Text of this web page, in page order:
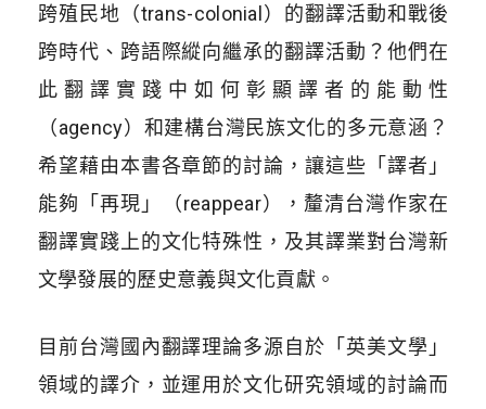
跨殖民地（trans-colonial）的翻譯活動和戰後
跨時代、跨語際縱向繼承的翻譯活動？他們在
此翻譯實踐中如何彰顯譯者的能動性
（agency）和建構台灣民族文化的多元意涵？
希望藉由本書各章節的討論，讓這些「譯者」
能夠「再現」（reappear），釐清台灣作家在
翻譯實踐上的文化特殊性，及其譯業對台灣新
文學發展的歷史意義與文化貢獻。
目前台灣國內翻譯理論多源自於「英美文學」
領域的譯介，並運用於文化研究領域的討論而